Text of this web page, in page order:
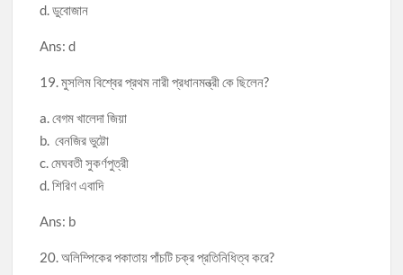
d. ডুবোজান
Ans: d
19. মুসলিম বিশ্বের প্রথম নারী প্রধানমন্ত্রী কে ছিলেন?
a. বেগম খালেদা জিয়া
b. বেনজির ভুট্টো
c. মেঘবতী সুকর্ণপুত্রী
d. শিরিণ এবাদি
Ans: b
20. অলিম্পিকের পকাতায় পাঁচটি চক্র প্রতিনিধিত্ব করে?